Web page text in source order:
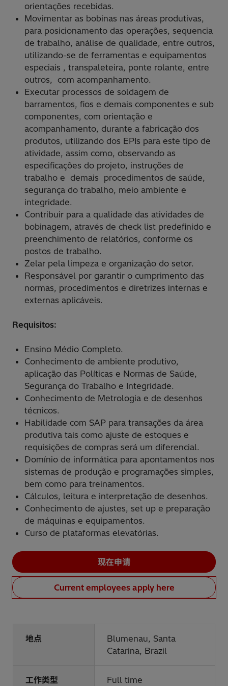
orientações recebidas.
Movimentar as bobinas nas áreas produtivas,
para posicionamento das operações, sequencia
de trabalho, análise de qualidade, entre outros,
utilizando-se de ferramentas e equipamentos
especiais , transpaleteira, ponte rolante, entre
outros, com acompanhamento.
Executar processos de soldagem de
barramentos, fios e demais componentes e sub
componentes, com orientação e
acompanhamento, durante a fabricação dos
produtos, utilizando dos EPIs para este tipo de
atividade, assim como, observando as
especificações do projeto, instruções de
trabalho e demais procedimentos de saúde,
segurança do trabalho, meio ambiente e
integridade.
Contribuir para a qualidade das atividades de
bobinagem, através de check list predefinido e
preenchimento de relatórios, conforme os
postos de trabalho.
Zelar pela limpeza e organização do setor.
Responsável por garantir o cumprimento das
normas, procedimentos e diretrizes internas e
externas aplicáveis.
Requisitos:
Ensino Médio Completo.
Conhecimento de ambiente produtivo,
aplicação das Políticas e Normas de Saúde,
Segurança do Trabalho e Integridade.
Conhecimento de Metrologia e de desenhos
técnicos.
Habilidade com SAP para transações da área
produtiva tais como ajuste de estoques e
requisições de compras será um diferencial.
Domínio de informática para apontamentos nos
sistemas de produção e programações simples,
bem como para treinamentos.
Cálculos, leitura e interpretação de desenhos.
Conhecimento de ajustes, set up e preparação
de máquinas e equipamentos.
Curso de plataformas elevatórias.
现在申请
Current employees apply here
地点
Blumenau, Santa
Catarina, Brazil
工作类型 Full time